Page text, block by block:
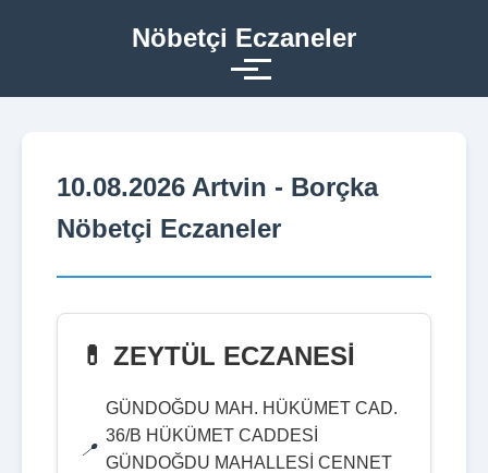
Nöbetçi Eczaneler
10.08.2026 Artvin - Borçka
Nöbetçi Eczaneler
💊 ZEYTÜL ECZANESİ
GÜNDOĞDU MAH. HÜKÜMET CAD.
36/B HÜKÜMET CADDESİ
GÜNDOĞDU MAHALLESİ CENNET